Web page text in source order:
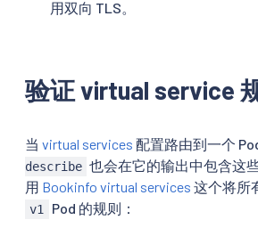
用双向 TLS。
验证 virtual service
当 virtual services 配置路由到一个
describe 也会在它的输出中包含这
用 Bookinfo virtual services 这个将所
v1 Pod 的规则：